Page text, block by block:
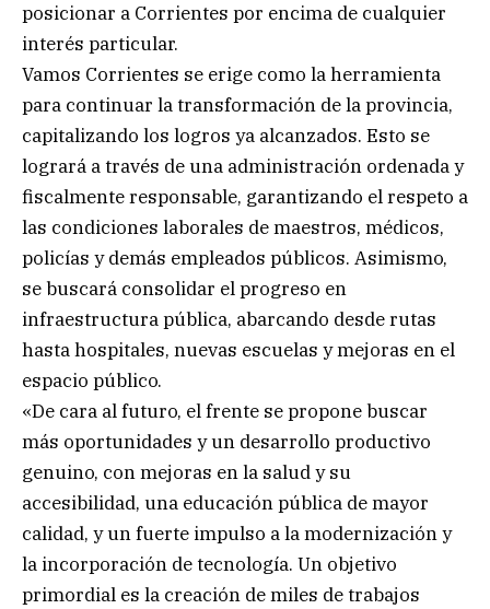
posicionar a Corrientes por encima de cualquier
interés particular.
Vamos Corrientes se erige como la herramienta
para continuar la transformación de la provincia,
capitalizando los logros ya alcanzados. Esto se
logrará a través de una administración ordenada y
fiscalmente responsable, garantizando el respeto a
las condiciones laborales de maestros, médicos,
policías y demás empleados públicos. Asimismo,
se buscará consolidar el progreso en
infraestructura pública, abarcando desde rutas
hasta hospitales, nuevas escuelas y mejoras en el
espacio público.
«De cara al futuro, el frente se propone buscar
más oportunidades y un desarrollo productivo
genuino, con mejoras en la salud y su
accesibilidad, una educación pública de mayor
calidad, y un fuerte impulso a la modernización y
la incorporación de tecnología. Un objetivo
primordial es la creación de miles de trabajos